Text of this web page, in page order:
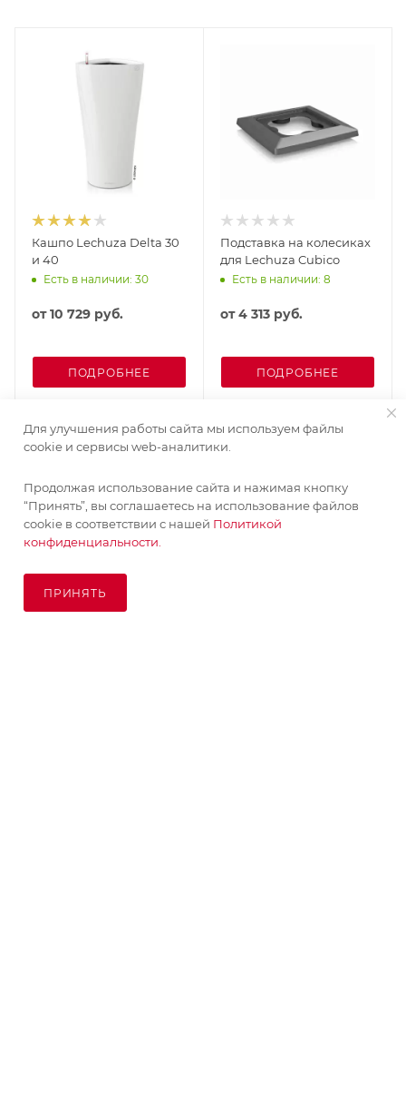
Кашпо Lechuza Delta 30
и 40
Есть в наличии: 30
от10 729 руб.
ПОДРОБНЕЕ
Подставка на колесиках
для Lechuza Cubico
Есть в наличии: 8
от4 313 руб.
ПОДРОБНЕЕ
Для улучшения работы сайта мы используем файлы
cookie и сервисы web-аналитики.
Продолжая использование сайта и нажимая кнопку
“Принять”, вы соглашаетесь на использование файлов
cookie в соответствии с нашей Политикой
конфиденциальности.
ПРИНЯТЬ